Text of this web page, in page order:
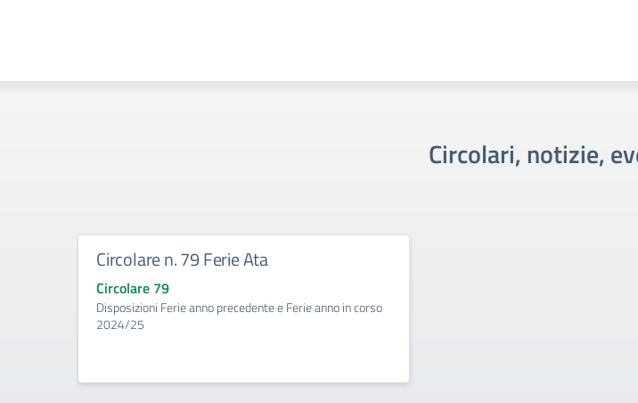
Circolari, notizie,
Circolare n. 79 Ferie Ata
Circolare 79
Disposizioni Ferie anno precedente e Ferie anno in corso
2024/25